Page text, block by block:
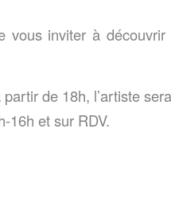
inviter à découvrir
de 18h, l’artiste
16h et sur RDV.